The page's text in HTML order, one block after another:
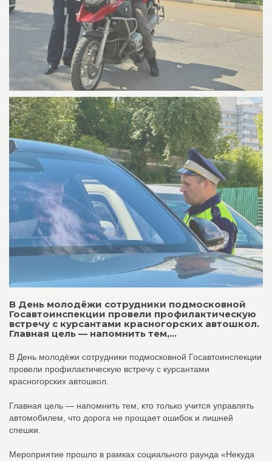
В День молодёжи сотрудники подмосковной
Госавтоинспекции провели профилактическую
встречу с курсантами красногорских автошкол.
Главная цель — напомнить тем,...
В День молодёжи сотрудники подмосковной Госавтоинспекции
провели профилактическую встречу с курсантами
красногорских автошкол.
Главная цель — напомнить тем, кто только учится управлять
автомобилем, что дорога не прощает ошибок и лишней
спешки.
Мероприятие прошло в рамках социального раунда «Некуда